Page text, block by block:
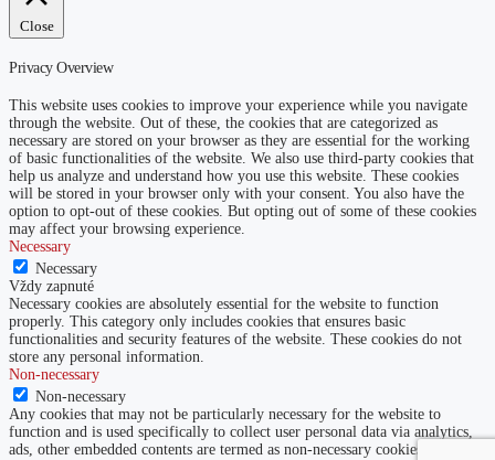
Close
Privacy Overview
This website uses cookies to improve your experience while you navigate
through the website. Out of these, the cookies that are categorized as
necessary are stored on your browser as they are essential for the working
of basic functionalities of the website. We also use third-party cookies that
help us analyze and understand how you use this website. These cookies
will be stored in your browser only with your consent. You also have the
option to opt-out of these cookies. But opting out of some of these cookies
may affect your browsing experience.
Necessary
Necessary
Vždy zapnuté
Necessary cookies are absolutely essential for the website to function
properly. This category only includes cookies that ensures basic
functionalities and security features of the website. These cookies do not
store any personal information.
Non-necessary
Non-necessary
Any cookies that may not be particularly necessary for the website to
function and is used specifically to collect user personal data via analytics,
ads, other embedded contents are termed as non-necessary cookies. It is